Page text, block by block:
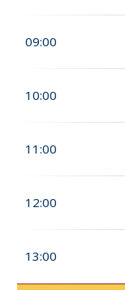
09:00
10:00
11:00
12:00
13:00